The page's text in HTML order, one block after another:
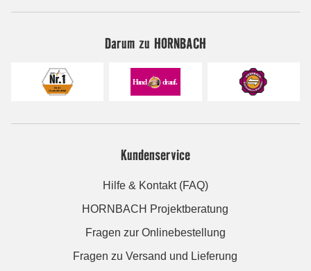
Darum zu HORNBACH
Kundenservice
Hilfe & Kontakt (FAQ)
HORNBACH Projektberatung
Fragen zur Onlinebestellung
Fragen zu Versand und Lieferung